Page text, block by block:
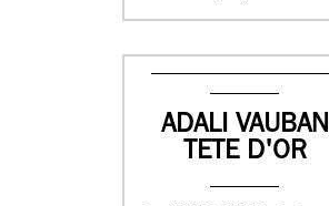
ADALI VAUBAN
TETE D'OR